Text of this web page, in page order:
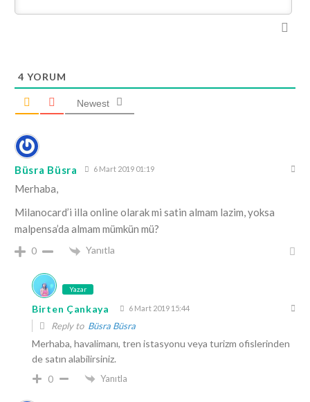
4 YORUM
Newest
Büsra Büsra 6 Mart 2019 01:19
Merhaba,
Milanocard’i illa online olarak mi satin almam lazim, yoksa
malpensa’da almam mümkün mü?
0 Yanıtla
Yazar
Birten Çankaya 6 Mart 2019 15:44
Reply to Büsra Büsra
Merhaba, havalimanı, tren istasyonu veya turizm ofislerinden
de satın alabilirsiniz.
0 Yanıtla